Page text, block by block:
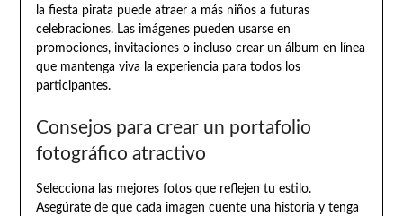
la fiesta pirata puede atraer a más niños a futuras
celebraciones. Las imágenes pueden usarse en
promociones, invitaciones o incluso crear un álbum en línea
que mantenga viva la experiencia para todos los
participantes.
Consejos para crear un portafolio
fotográfico atractivo
Selecciona las mejores fotos que reflejen tu estilo.
Asegúrate de que cada imagen cuente una historia y tenga